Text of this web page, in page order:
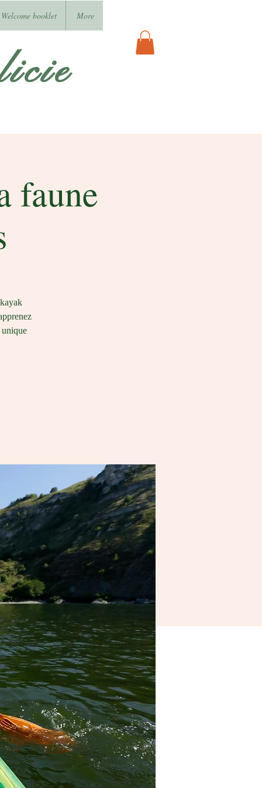
Welcome booklet More
faune